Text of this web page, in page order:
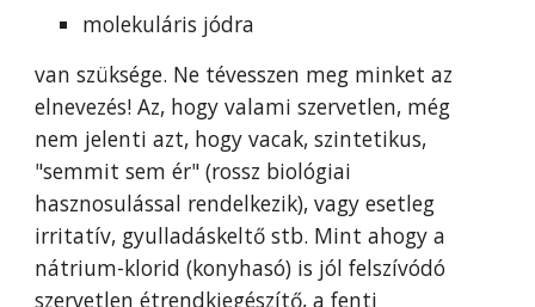
molekuláris jódra
van szüksége. Ne tévesszen meg minket az
elnevezés! Az, hogy valami szervetlen, még
nem jelenti azt, hogy vacak, szintetikus,
"semmit sem ér" (rossz biológiai
hasznosulással rendelkezik), vagy esetleg
irritatív, gyulladáskeltő stb. Mint ahogy a
nátrium-klorid (konyhasó) is jól felszívódó
szervetlen étrendkiegészítő, a fenti